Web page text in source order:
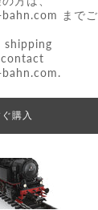
までご
shipping
.
購入